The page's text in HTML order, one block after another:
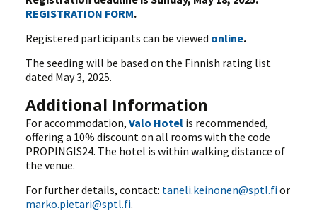
REGISTRATION FORM.
Registered participants can be viewed online.
The seeding will be based on the Finnish rating list
dated May 3, 2025.
Additional Information
For accommodation,Valo Hotel is recommended,
offering a 10% discount on all rooms with the code
PROPINGIS24. The hotel is within walking distance of
the venue.
For further details, contact: taneli.keinonen@sptl.fior
marko.pietari@sptl.fi.